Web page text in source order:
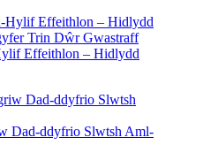
Effeithlon – Hidlydd
Dad-ddyfrio Slwtsh Aml-